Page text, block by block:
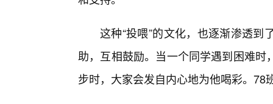
这种“投喂”的文化，也逐渐渗透
助，互相鼓励。当一个同学遇到困难
步时，大家会发自内心地为他喝彩。